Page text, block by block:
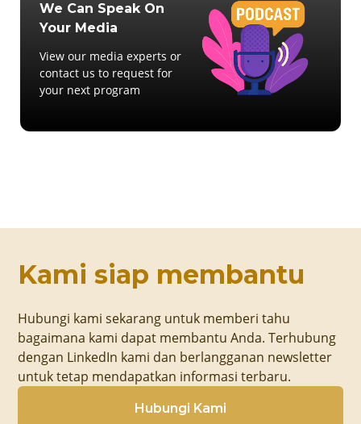
We Can Speak On
Your Media
View our media experts or
contact us to request for
your next program
Kami siap membantu
Hubungi kami sekarang untuk memberi tahu
bagaimana kami dapat membantu Anda. Terhubung
dengan LinkedIn kami dan berlangganan newsletter
untuk tetap mendapatkan informasi terbaru.
Hubungi Kami